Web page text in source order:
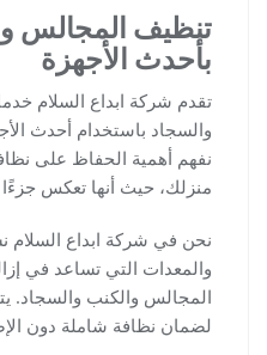
تنظيف المجالس
بأحدث الأجهزة
تقدم شركة ابداع السلام
والسجاد باستخدام أحدث
نفهم أهمية الحفاظ على
منزلك، حيث أنها تعكس
نحن في شركة ابداع السلام
والمعدات التي تساعد في
المجالس والكنب والسجاد.
لضمان نظافة شاملة دون